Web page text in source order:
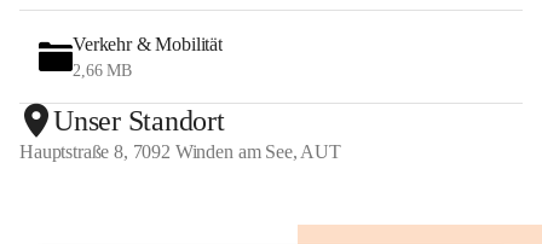
Verkehr & Mobilität
2,66 MB
Unser Standort
Hauptstraße 8, 7092 Winden am See, AUT